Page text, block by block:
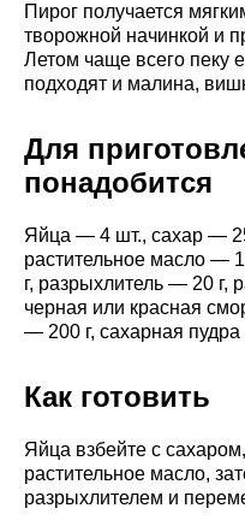
Пирог получается
творожной начинкой и
Летом чаще всего пеку
подходят и малина,
Для
понадобится
Яйца — 4 шт., сахар —
растительное масло —
г, разрыхлитель — 20 г,
черная или красная
— 200 г, сахарная
Как готовить
Яйца взбейте с
растительное масло,
разрыхлителем и